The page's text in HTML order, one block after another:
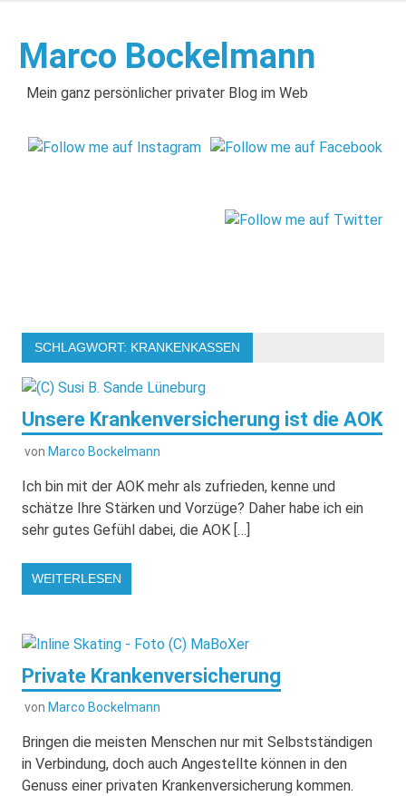
springen
Marco Bockelmann
Mein ganz persönlicher privater Blog im Web
SCHLAGWORT: KRANKENKASSEN
Unsere Krankenversicherung ist die AOK
von Marco Bockelmann
Ich bin mit der AOK mehr als zufrieden, kenne und
schätze Ihre Stärken und Vorzüge? Daher habe ich ein
sehr gutes Gefühl dabei, die AOK […]
WEITERLESEN
Private Krankenversicherung
von Marco Bockelmann
Bringen die meisten Menschen nur mit Selbstständigen
in Verbindung, doch auch Angestellte können in den
Genuss einer privaten Krankenversicherung kommen.